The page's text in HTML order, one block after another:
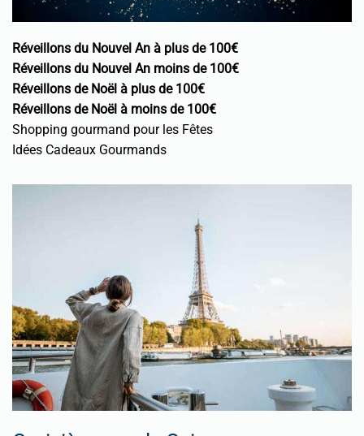
Réveillons du Nouvel An à plus de 100€
Réveillons du Nouvel An moins de 100€
Réveillons de Noël à plus de 100€
Réveillons de Noël à moins de 100€
Shopping gourmand pour les Fêtes
Idées Cadeaux Gourmands